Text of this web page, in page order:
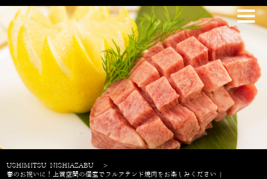
USHIMITSU NISHIAZABU
>
春のお祝いに！上質空間の個室でフルアテンド焼肉をお楽しみください |